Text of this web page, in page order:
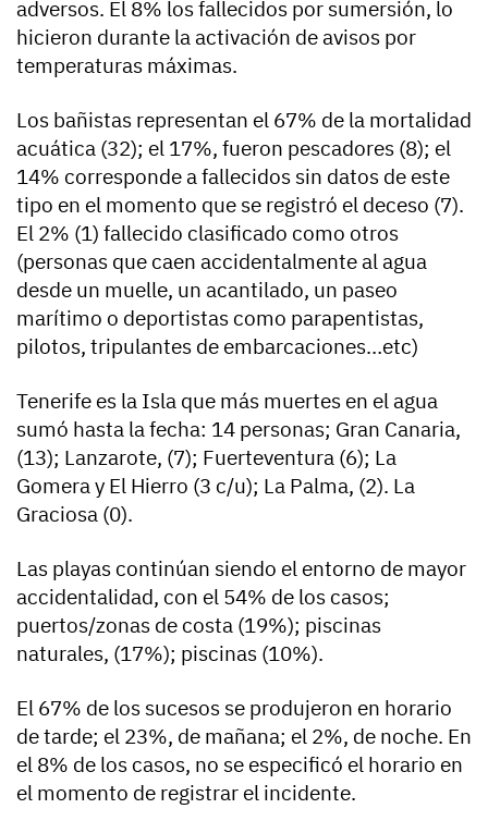
adversos. El 8% los fallecidos por sumersión, lo
hicieron durante la activación de avisos por
temperaturas máximas.
Los bañistas representan el 67% de la mortalidad
acuática (32); el 17%, fueron pescadores (8); el
14% corresponde a fallecidos sin datos de este
tipo en el momento que se registró el deceso (7).
El 2% (1) fallecido clasificado como otros
(personas que caen accidentalmente al agua
desde un muelle, un acantilado, un paseo
marítimo o deportistas como parapentistas,
pilotos, tripulantes de embarcaciones…etc)
Tenerife es la Isla que más muertes en el agua
sumó hasta la fecha: 14 personas; Gran Canaria,
(13); Lanzarote, (7); Fuerteventura (6); La
Gomera y El Hierro (3 c/u); La Palma, (2). La
Graciosa (0).
Las playas continúan siendo el entorno de mayor
accidentalidad, con el 54% de los casos;
puertos/zonas de costa (19%); piscinas
naturales, (17%); piscinas (10%).
El 67% de los sucesos se produjeron en horario
de tarde; el 23%, de mañana; el 2%, de noche. En
el 8% de los casos, no se especificó el horario en
el momento de registrar el incidente.